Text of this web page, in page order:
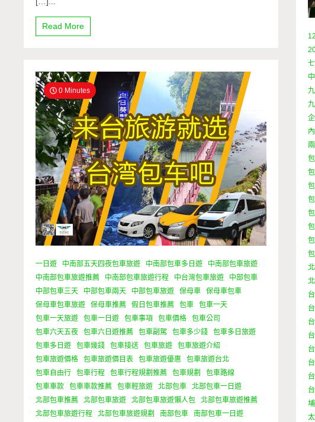
Read More
0 Minutes
一日遊 中南部五天四夜包車旅遊 中南部包車多日遊
中南部包車旅遊
中南部包車旅遊推薦
中南部包車旅遊行程 中台灣包車旅遊
中部包車
中部包車三天
中部包車兩天 中部包車旅遊 保母車
保母車包車
保母車包車旅遊
保母車推薦 假日包車推薦 包車
包車一天
包車一天旅遊
包車一日遊 包車事項 包車價格
包車公司
包車六天五夜
包車六日遊推薦 包車副駕 包車多少錢
包車多日旅遊
包車多日遊
包車幾錢 包車接送 包車旅遊
包車旅遊介紹
包車旅遊價格
包車旅遊價目表 包車旅遊優惠
包車旅遊台北
包車自由行
包車行程 包車行程規劃推薦 包車規劃
包車路線
包車車款
包車車款推薦 包車輕旅遊 北部包車
北部包車一日遊
北部包車推薦
北部包車旅遊 北部包車旅遊懶人包
北部包車旅遊推薦
北部包車旅遊行程
北部包車旅遊規劃 南部包車
南部包車一日遊